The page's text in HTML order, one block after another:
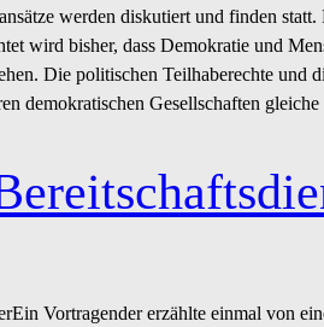
werden diskutiert und finden
wird bisher, dass Demokratie und
Die politischen Teilhaberechte
demokratischen Gesellschaften
Vortragender erzählte einmal von